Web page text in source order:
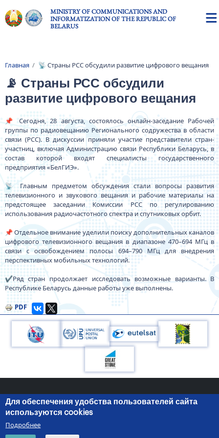
220050, г.Минск, пр-т Независимости, 10
MINISTRY OF COMMUNICATIONS AND
INFORMATIZATION OF THE REPUBLIC OF
BELARUS
Breadcrumb
Главная 📡 Страны РСС обсудили развитие цифрового вещания
📡 Страны РСС обсудили
развитие цифрового вещания
📌 Сегодня, 28 августа, состоялось онлайн-заседание Рабочей
группы по радиовещанию Регионального содружества в области
связи (РСС). В дискуссии приняли участие представители стран-
участниц, включая Администрацию связи Республики Беларусь, в
состав которой входят специалисты государственного
предприятия «БелГИЭ».
📡 Главным предметом обсуждения стали вопросы развития
телевизионного и звукового вещания и рабочие материалы на
предстоящее заседании Комиссии РСС по регулированию
использования радиочастотного спектра и спутниковых орбит.
📌 Отдельное внимание уделили поиску дополнительных каналов
цифрового телевизионного вещания в диапазоне 470–694 МГц в
связи с освобождением полосы 694–790 МГц для внедрения
перспективных мобильных технологий.
✔️Ряд стран продолжает исследовать возможные варианты. В
Республике Беларусь данные работы уже выполнены.
PDF
© 2026 Министерство связи и информатизации Республики
Для обеспечения удобства пользователей сайта
используются cookies
Подробнее